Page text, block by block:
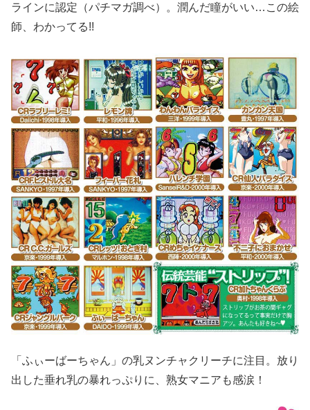
ラインに認定（パチマガ調べ）。潤んだ瞳がいい…この絵
師、わかってる!!
「ふぃーばーちゃん」の乳ヌンチャクリーチに注目。放り
出した垂れ乳の暴れっぷりに、熟女マニアも感涙！